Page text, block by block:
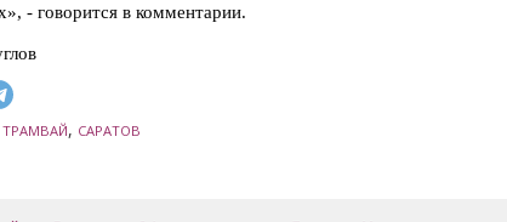
- говорится в комментарии.
ТРАМВАЙ, САРАТОВ